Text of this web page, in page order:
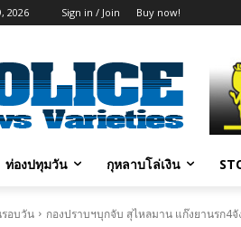
2026 Sign in / Join Buy now!
ท่องปทุมวัน กุหลาบโล่เงิน
อบวัน กองปราบฯบุกจับ สุไหลมาน แก๊งยานรก4